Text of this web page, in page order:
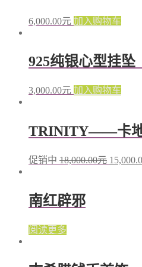
6,000.00元 加入购物车
925纯银心型挂坠
3,000.00元 加入购物车
TRINITY——卡地
促销中 18,000.00元
南红辟邪
阅读更多